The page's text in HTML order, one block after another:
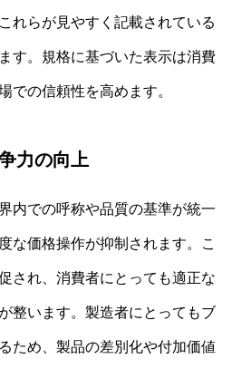
れらが見やすく記載されている
す。規格に基づいた表示は消費
での信頼性を高めます。
力の向上
内での呼称や品質の基準が統一
な価格操作が抑制されます。こ
され、消費者にとっても適正な
整います。製造者にとってもブ
ため、製品の差別化や付加価値